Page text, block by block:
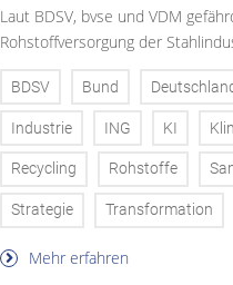
Laut BDSV, bvse und VDM
Rohstoffversorgung der
BDSV Bund
Industrie ING KI
Recycling Rohstoffe
Strategie Transformation
Mehr erfahren